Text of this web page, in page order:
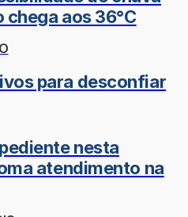
aos 36°C
para desconfiar
nesta
atendimento na